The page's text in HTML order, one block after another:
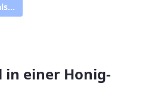
einer Honig-